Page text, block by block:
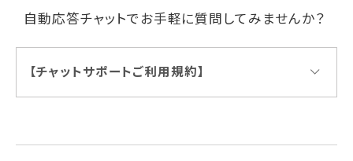
自動応答チャットでお手軽に質問してみませんか？
【チャットサポートご利用規約】